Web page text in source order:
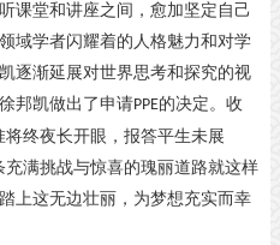
课堂和讲座之间，愈加坚定自己
域学者闪耀着的人格魅力和对学
逐渐延展对世界思考和探究的视
邦凯做出了申请PPE的决定。收
终夜长开眼，报答平生未展
满挑战与惊喜的瑰丽道路就这样
上这无边壮丽，为梦想充实而幸